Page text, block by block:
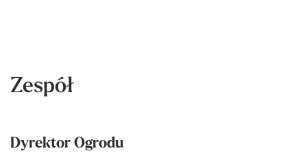
Zespół
Dyrektor Ogrodu